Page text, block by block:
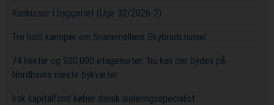
Konkurser i byggeriet (Uge 32/2026-2)
Tre hold kæmper om Svanemøllens Skybrudstunnel
74 hektar og 900.000 etagemeter: Nu kan der bydes på
Nordhavns næste bykvarter
Irsk kapitalfond køber dansk isoleringsspecialist